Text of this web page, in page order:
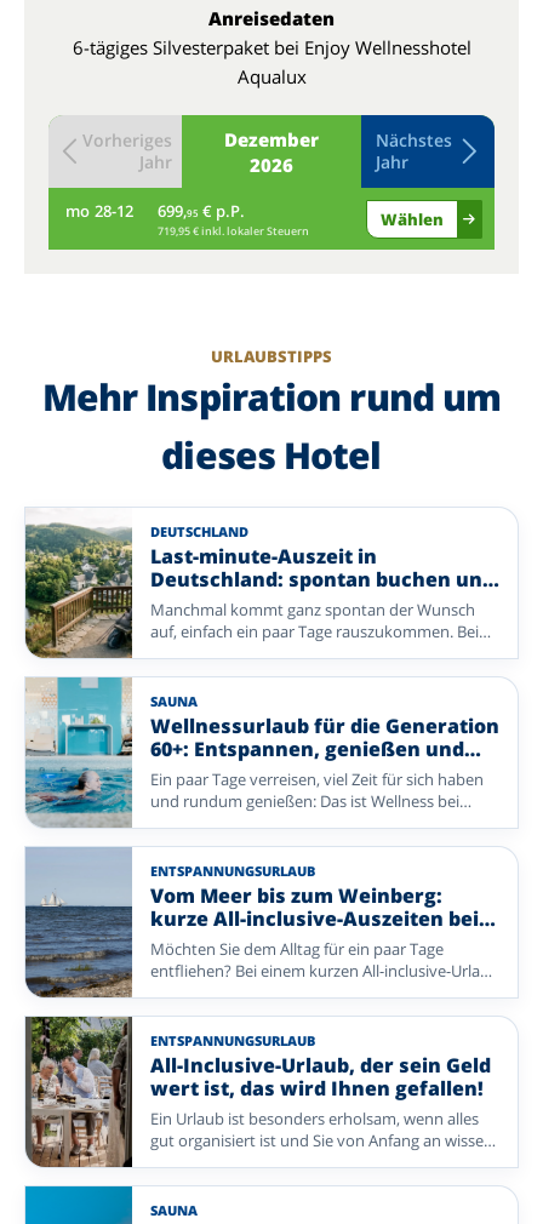
Anreisedaten
6-tägiges Silvesterpaket bei Enjoy Wellnesshotel
Aqualux
Dezember
2026
Vorheriges
Jahr
Nächstes
Jahr
mo 28-12 699,95 € p.P.
719,95 € inkl. lokaler Steuern
Wählen
URLAUBSTIPPS
Mehr Inspiration rund um
dieses Hotel
DEUTSCHLAND
Last-minute-Auszeit in
Deutschland: spontan buchen und
entspannen
Manchmal kommt ganz spontan der Wunsch
auf, einfach ein paar Tage rauszukommen. Bei
Enjoyhotels buchen Sie unkompliziert eine
erholsame Auszeit in Deutschland – mit einem
komfortablen Aufenthalt, geselliger Atmosphäre
und vielem, das bereits für Sie organisiert ist.
Entdecken Sie reizvolle Reiseziele und freuen Sie
sich schon bald auf einen entspannten Urlaub.
SAUNA
Wellnessurlaub für die Generation
60+: Entspannen, genießen und
neue Energie tanken
Ein paar Tage verreisen, viel Zeit für sich haben
und rundum genießen: Das ist Wellness bei
Enjoyhotels. Entspannen Sie in der Sauna oder
im Schwimmbad, freuen Sie sich auf gutes Essen
und unternehmen Sie einen Spaziergang oder
Ausflug in die Umgebung. Bei diesen Enjoyhotels
stehen Ruhe, Komfort und Genuss im
Mittelpunkt – ohne dass Sie selbst viel
organisieren müssen. Ob Sie zu zweit verreisen
oder sich allein ein paar erholsame Tage gönnen
möchten: Lassen Sie den Alltag hinter sich und
kehren Sie gut erholt nach Hause zurück.
ENTSPANNUNGSURLAUB
Vom Meer bis zum Weinberg:
kurze All-inclusive-Auszeiten bei
Enjoyhotels
Möchten Sie dem Alltag für ein paar Tage
entfliehen? Bei einem kurzen All-inclusive-Urlaub
mit Enjoyhotels genießen Sie in wenigen Tagen
alles, was eine Auszeit besonders macht. Von
frischer Seeluft auf den Watteninseln bis zu
reizvollen Landschaften und charmanten Orten
in Deutschland und Belgien ist Ihr Aufenthalt
rundum organisiert – Sie müssen nur noch
genießen.
ENTSPANNUNGSURLAUB
All-Inclusive-Urlaub, der sein Geld
wert ist, das wird Ihnen gefallen!
Ein Urlaub ist besonders erholsam, wenn alles
gut organisiert ist und Sie von Anfang an wissen,
was Sie erwartet. Bei Enjoyhotels genießen Sie
einen rundum betreuten All-inclusive-
Aufenthalt, bei dem Komfort, Geselligkeit und
SAUNA